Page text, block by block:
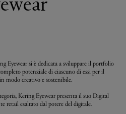
Eyewear si è dedicata a sviluppare il portfolio
potenziale di ciascuno di essi per il
modo creativo e sostenibile.
Kering Eyewear presenta il suo Digital
retail esaltato dal potere del digitale.